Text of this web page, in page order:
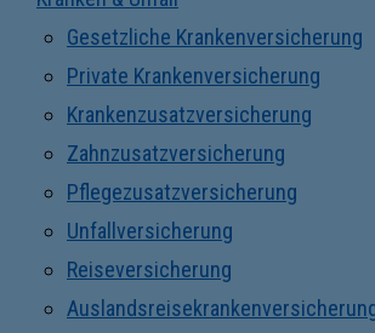
Gesetzliche Krankenversicherung
Private Krankenversicherung
Krankenzusatzversicherung
Zahnzusatzversicherung
Pflegezusatzversicherung
Unfallversicherung
Reiseversicherung